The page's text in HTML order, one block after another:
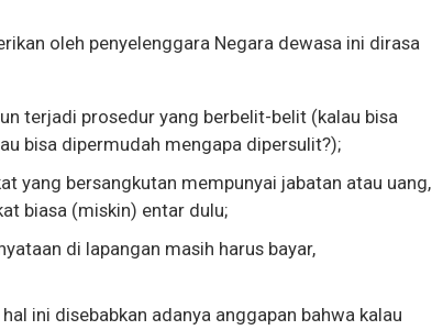
oleh penyelenggara Negara dewasa ini dirasa
terjadi prosedur yang berbelit-belit (kalau bisa
bisa dipermudah mengapa dipersulit?);
yang bersangkutan mempunyai jabatan atau uang,
biasa (miskin) entar dulu;
di lapangan masih harus bayar,
ini disebabkan adanya anggapan bahwa kalau